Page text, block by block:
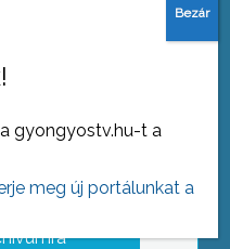
gyongyostv.hu-t a
meg új portálunkat a